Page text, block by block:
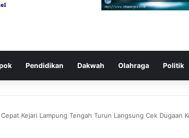
Pendidikan Dakwah Olahraga Politik
Kejari Lampung Tengah Turun Langsung Cek Dugaan